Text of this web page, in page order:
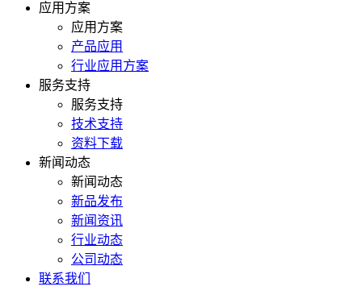
应用方案
应用方案
产品应用
行业应用方案
服务支持
服务支持
技术支持
资料下载
新闻动态
新闻动态
新品发布
新闻资讯
行业动态
公司动态
联系我们